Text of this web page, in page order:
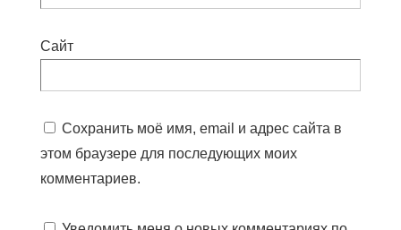
Сайт
Сохранить моё имя, email и адрес сайта в
этом браузере для последующих моих
комментариев.